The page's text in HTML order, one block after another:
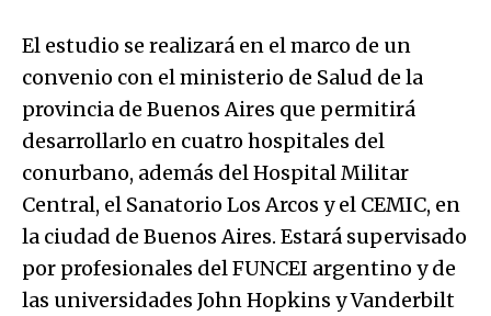
El estudio se realizará en el marco de un
convenio con el ministerio de Salud de la
provincia de Buenos Aires que permitirá
desarrollarlo en cuatro hospitales del
conurbano, además del Hospital Militar
Central, el Sanatorio Los Arcos y el CEMIC, en
la ciudad de Buenos Aires. Estará supervisado
por profesionales del FUNCEI argentino y de
las universidades John Hopkins y Vanderbilt